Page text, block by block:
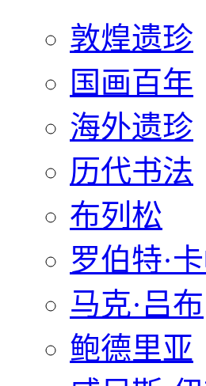
敦煌遗珍
国画百年
海外遗珍
历代书法
布列松
罗伯特·
马克·吕布
鲍德里亚